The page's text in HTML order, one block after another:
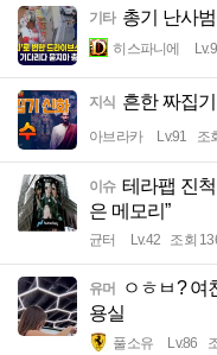
기타 총기 난사
히스파니에
지식 흔한 짜집
아브라카 Lv.91 조
이슈 테라팹 진
은 메모리”
균터 Lv.42 조회
유머
ㅇㅎㅂ? 여
용실
풀소유 Lv.86